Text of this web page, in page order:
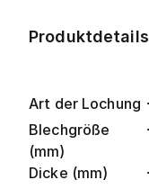
Produktdetails
Art der Lochung
Blechgröße
(mm)
Dicke (mm)